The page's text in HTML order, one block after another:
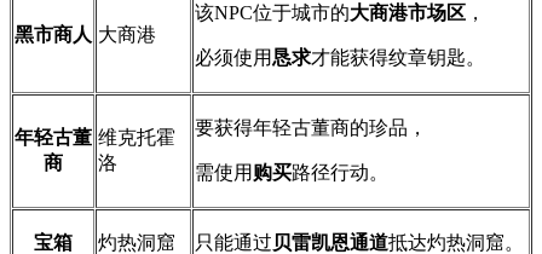
黑市商人 大商港
该NPC位于城市的大商港市场区 ，
必须使用 恳求才能获得纹章钥匙。
年轻古董
商
维克托霍
洛
要获得年轻古董商的珍品，
需使用 购买路径行动。
宝箱 灼热洞窟 只能通过贝雷凯恩通道抵达灼热洞窟。